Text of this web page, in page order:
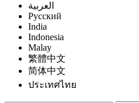
العربية
Русский
India
Indonesia
Malay
繁體中文
简体中文
ประเทศไทย